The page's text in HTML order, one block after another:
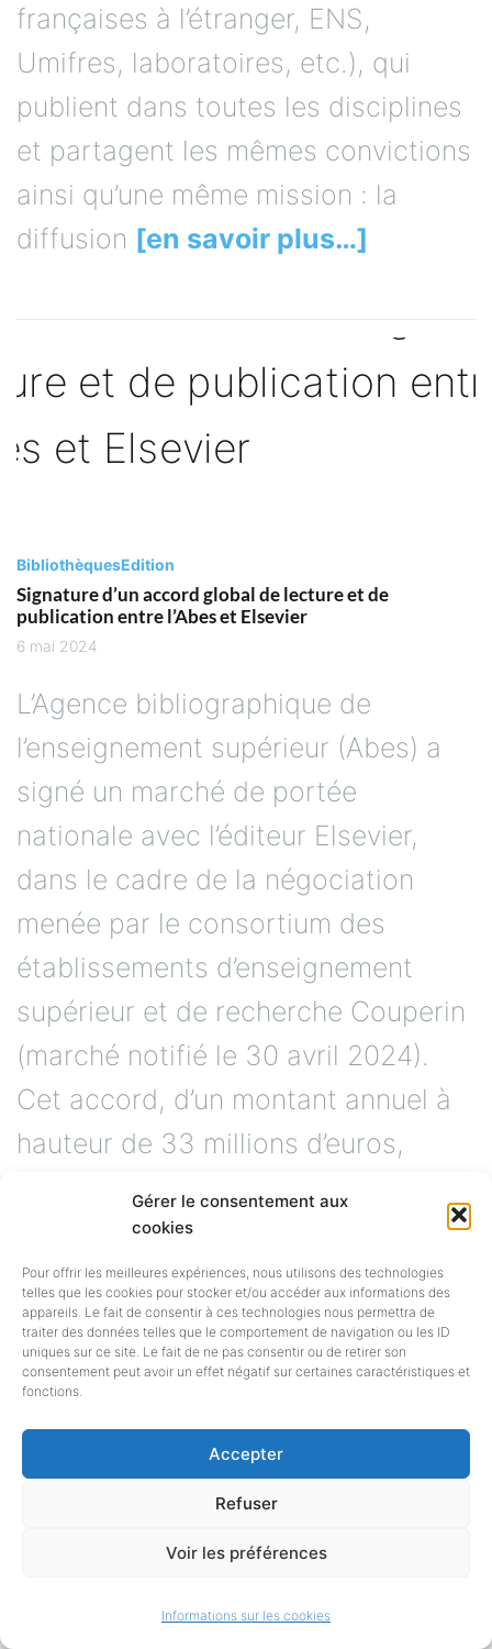
Gérer le consentement aux
cookies
Pour offrir les meilleures expériences, nous utilisons des technologies
telles que les cookies pour stocker et/ou accéder aux informations des
appareils. Le fait de consentir à ces technologies nous permettra de
traiter des données telles que le comportement de navigation ou les ID
uniques sur ce site. Le fait de ne pas consentir ou de retirer son
consentement peut avoir un effet négatif sur certaines caractéristiques et
fonctions.
Accepter
Refuser
Voir les préférences
Informations sur les cookies
françaises à l’étranger, ENS,
Umifres, laboratoires, etc.), qui
publient dans toutes les disciplines
et partagent les mêmes convictions
ainsi qu’une même mission : la
diffusion [en savoir plus…]
BibliothèquesEdition
Signature d’un accord global de lecture et de
publication entre l’Abes et Elsevier
6 mai 2024
L’Agence bibliographique de
l’enseignement supérieur (Abes) a
signé un marché de portée
nationale avec l’éditeur Elsevier,
dans le cadre de la négociation
menée par le consortium des
établissements d’enseignement
supérieur et de recherche Couperin
(marché notifié le 30 avril 2024).
Cet accord, d’un montant annuel à
hauteur de 33 millions d’euros,
ouvre pour l’ensemble des
établissements à mission
d’enseignement supérieur et de
recherche le service de publication
en accès ouvert sans frais
supplémentaires pour les auteurs
dans la majorité des revues Elsevier
hybrides ou entièrement en accès
ouvert. Le marché porté par
abonnés, parmi lesquels 44 à titre